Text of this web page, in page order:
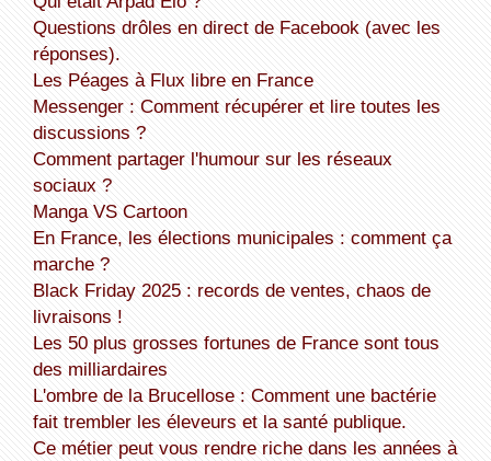
Questions drôles en direct de Facebook (avec les
réponses).
Les Péages à Flux libre en France
Messenger : Comment récupérer et lire toutes les
discussions ?
Comment partager l'humour sur les réseaux
sociaux ?
Manga VS Cartoon
En France, les élections municipales : comment ça
marche ?
Black Friday 2025 : records de ventes, chaos de
livraisons !
Les 50 plus grosses fortunes de France sont tous
des milliardaires
L'ombre de la Brucellose : Comment une bactérie
fait trembler les éleveurs et la santé publique.
Ce métier peut vous rendre riche dans les années à